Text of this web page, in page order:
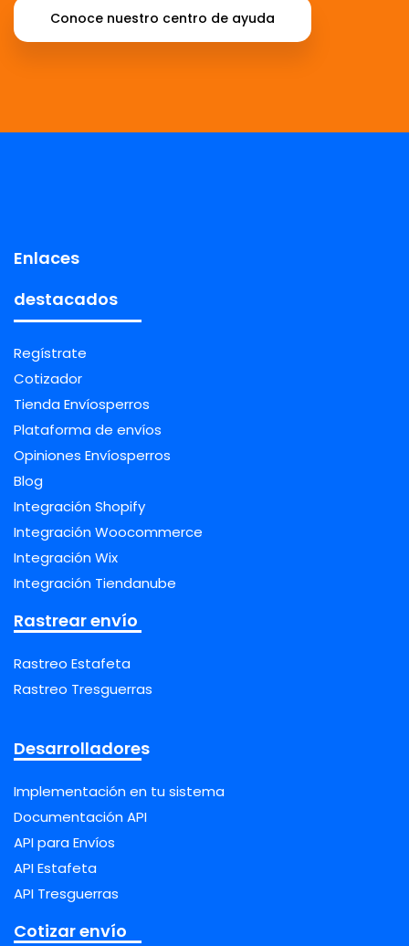
Conoce nuestro centro de ayuda
Enlaces
destacados
Regístrate
Cotizador
Tienda Envíosperros
Plataforma de envíos
Opiniones Envíosperros
Blog
Integración Shopify
Integración Woocommerce
Integración Wix
Integración Tiendanube
Rastrear envío
Rastreo Estafeta
Rastreo Tresguerras
Desarrolladores
Implementación en tu sistema
Documentación API
API para Envíos
API Estafeta
API Tresguerras
Cotizar envío